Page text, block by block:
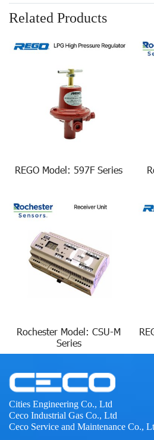
Related Products
REGO Model: 597F Series
Rochester Model: CSU-M
Series
Cities Engineering Co., Ltd
Ceco Industrial Gas Co., Ltd
Ceco Service and Maintenance Co.,